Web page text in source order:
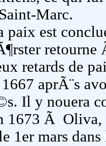
Marc.
paix est
retourne
retards de
1667 aprÃ¨s
Il y nouera
1673 Ã Oliva,
1er mars